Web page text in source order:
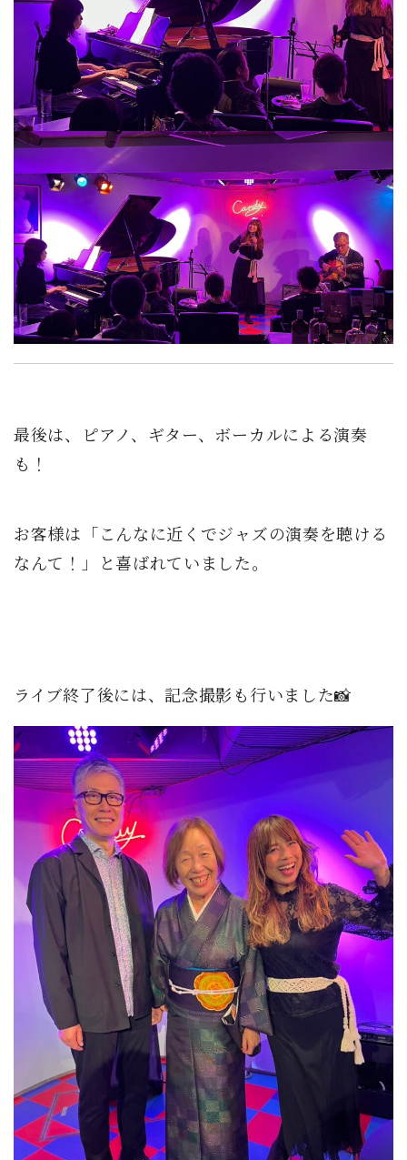
最後は、ピアノ、ギター、ボーカルによる演奏
も！
お客様は「こんなに近くでジャズの演奏を聴ける
なんて！」と喜ばれていました。
ライブ終了後には、記念撮影も行いました📸